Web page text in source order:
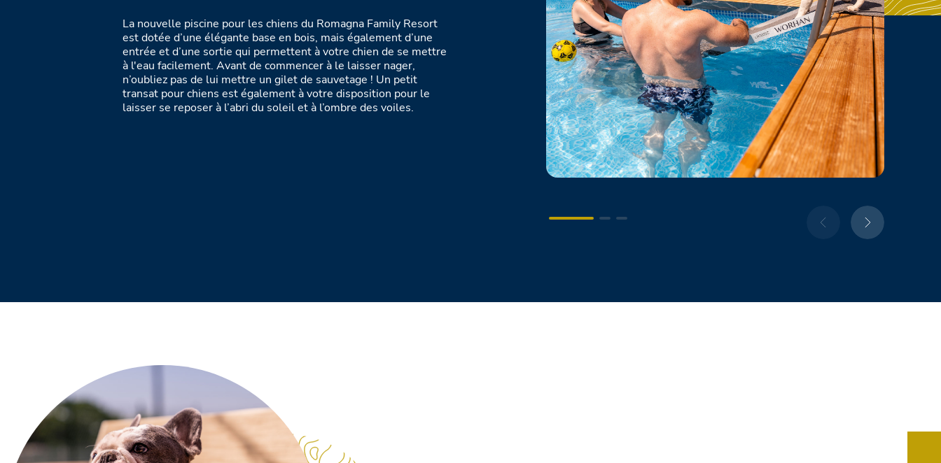
La nouvelle piscine pour les chiens du Romagna Family Resort
est dotée d’une élégante base en bois, mais également d’une
entrée et d’une sortie qui permettent à votre chien de se mettre
à l'eau facilement. Avant de commencer à le laisser nager,
n’oubliez pas de lui mettre un gilet de sauvetage ! Un petit
transat pour chiens est également à votre disposition pour le
laisser se reposer à l’abri du soleil et à l’ombre des voiles.